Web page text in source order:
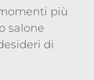
più
salone
di